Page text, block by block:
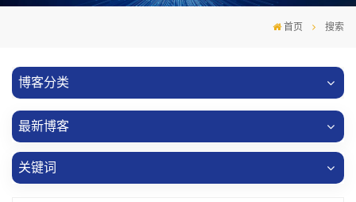
首页 搜索
博客分类
最新博客
关键词